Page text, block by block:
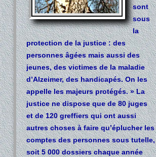
sont
sous
la
protection de la justice : des
personnes âgées mais aussi des
jeunes, des victimes de la maladie
d’Alzeimer, des handicapés. On les
appelle les majeurs protégés. » La
justice ne dispose que de 80 juges
et de 120 greffiers qui ont aussi
autres choses à faire qu’éplucher les
comptes des personnes sous tutelle,
soit 5 000 dossiers chaque année